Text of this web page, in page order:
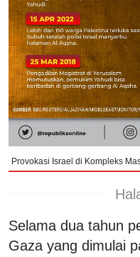
Provokasi Israel di Kompleks
Selama dua tahun
Gaza yang dimulai